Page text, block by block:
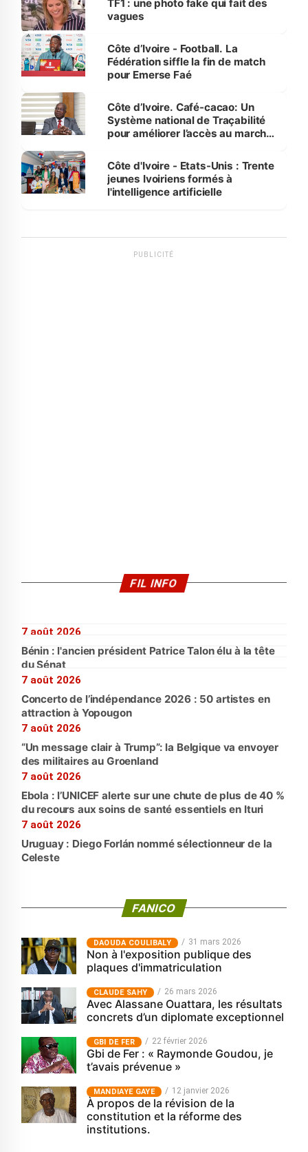
TF1 : une photo fake qui fait des
vagues
Côte d’Ivoire - Football. La
Fédération siffle la fin de match
pour Emerse Faé
Côte d’Ivoire. Café-cacao: Un
Système national de Traçabilité
pour améliorer l’accès au marché
Côte d'Ivoire - Etats-Unis : Trente
jeunes Ivoiriens formés à
l'intelligence artificielle
PUBLICITÉ
FIL INFO
7 août 2026
Bénin : l'ancien président Patrice Talon élu à la tête
du Sénat
7 août 2026
Concerto de l’indépendance 2026 : 50 artistes en
attraction à Yopougon
7 août 2026
“Un message clair à Trump”: la Belgique va envoyer
des militaires au Groenland
7 août 2026
Ebola : l’UNICEF alerte sur une chute de plus de 40 %
du recours aux soins de santé essentiels en Ituri
7 août 2026
Uruguay : Diego Forlán nommé sélectionneur de la
Celeste
FANICO
‎DAOUDA COULIBALY 31 mars 2026
Non à l'exposition publique des
plaques d'immatriculation
CLAUDE SAHY 26 mars 2026
Avec Alassane Ouattara, les résultats
concrets d’un diplomate exceptionnel
GBI DE FER 22 février 2026
Gbi de Fer : « Raymonde Goudou, je
t’avais prévenue »
MANDIAYE GAYE 12 janvier 2026
À propos de la révision de la
constitution et la réforme des
institutions.